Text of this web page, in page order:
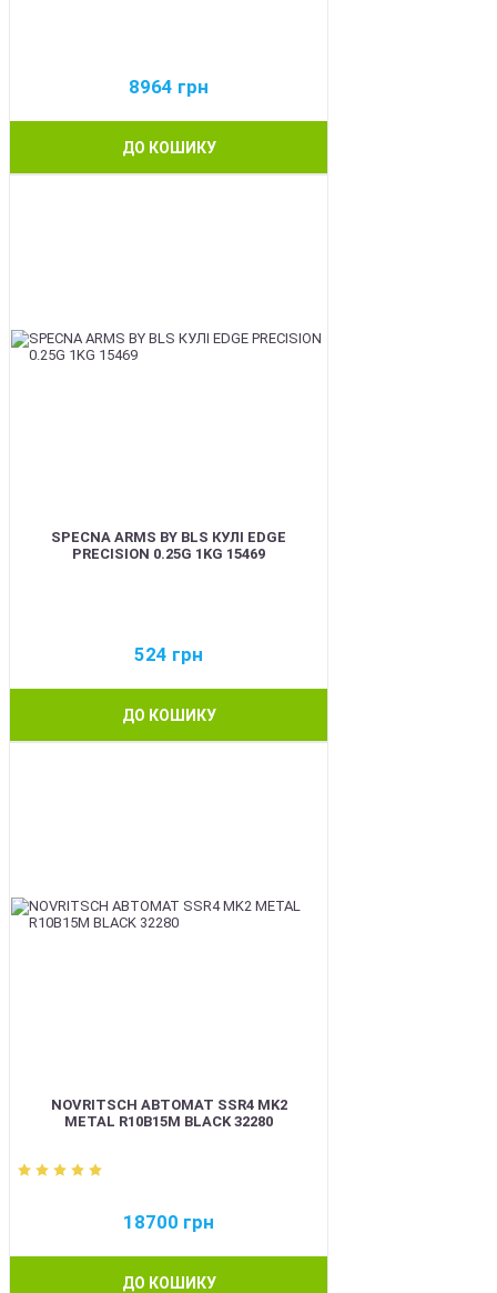
8964 грн
ДО КОШИКУ
SPECNA ARMS BY BLS КУЛІ EDGE
PRECISION 0.25G 1KG 15469
524 грн
ДО КОШИКУ
NOVRITSCH АВТОМАТ SSR4 MK2
METAL R10B15M BLACK 32280
18700 грн
ДО КОШИКУ